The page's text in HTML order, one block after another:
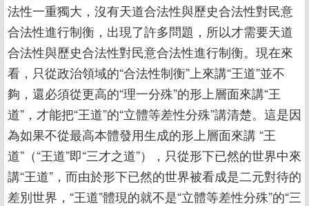
法性一重獨大，沒有天道合法性與歷史合法性對民意
合法性進行制衡，出現了許多問題，所以才需要天道
合法性與歷史合法性對民意合法性進行制衡。現在來
看，只從政治領域的“合法性制衡”上來講“王道”並不
夠，還必須從更高的“理一分殊”的形上層面來講“王
道”，才能把“王道”的“立體等差性分殊”講清楚。這是因
為如果不從最高本體發用生成的形上層面來講 “王
道”（“王道”即“三才之道”），只從形下已然的世界中來
講“王道”，而由於形下已然的世界被看成是二元對待的
差別世界，“王道”體現的就不是“立體等差性分殊”的“三